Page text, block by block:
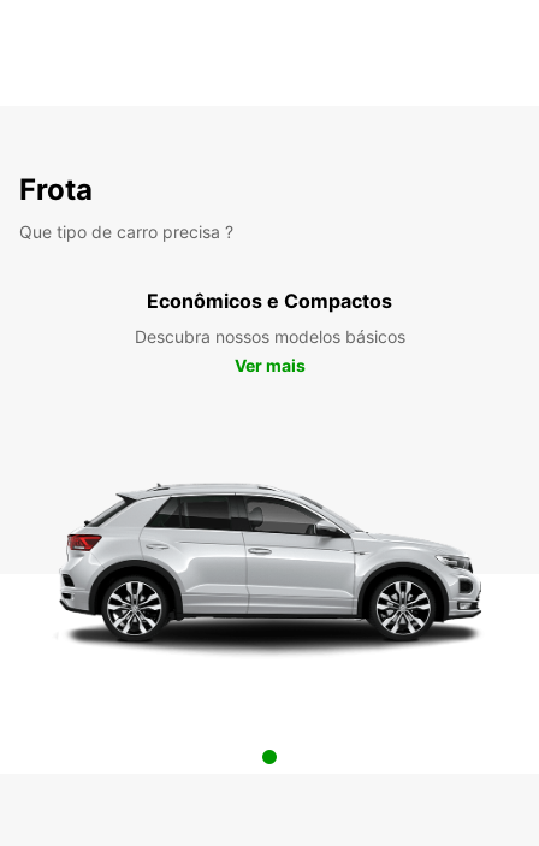
Frota
Que tipo de carro precisa ?
Econômicos e Compactos
Descubra nossos modelos básicos
Ver mais